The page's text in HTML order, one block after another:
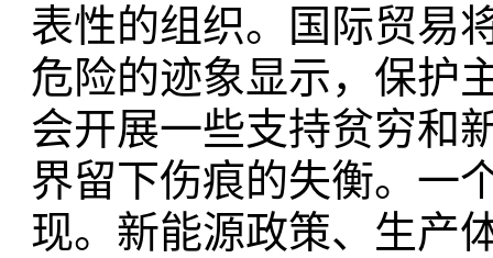
表性的组织。国际贸易
危险的迹象显示，保护
会开展一些支持贫穷和
界留下伤痕的失衡。一
现。新能源政策、生产